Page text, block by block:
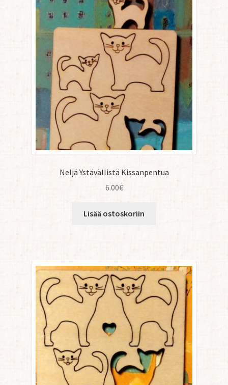
Neljä Ystävällistä Kissanpentua
6.00€
Lisää ostoskoriin